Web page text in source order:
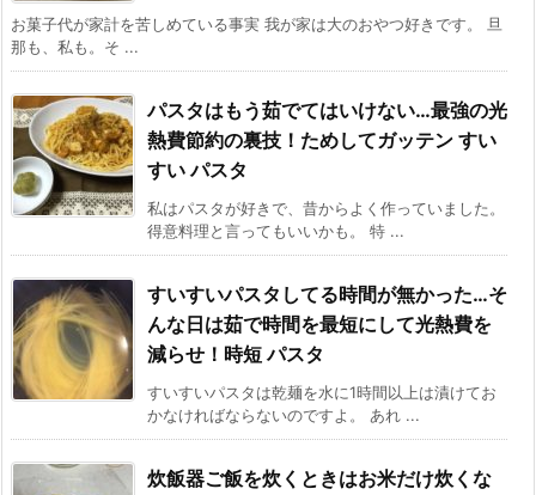
お菓子代が家計を苦しめている事実 我が家は大のおやつ好きです。 旦
那も、私も。そ ...
パスタはもう茹でてはいけない…最強の光
熱費節約の裏技！ためしてガッテン すい
すい パスタ
私はパスタが好きで、昔からよく作っていました。
得意料理と言ってもいいかも。 特 ...
すいすいパスタしてる時間が無かった…そ
んな日は茹で時間を最短にして光熱費を
減らせ！時短 パスタ
すいすいパスタは乾麺を水に1時間以上は漬けてお
かなければならないのですよ。 あれ ...
炊飯器ご飯を炊くときはお米だけ炊くな